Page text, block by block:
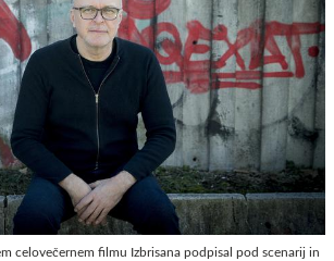
celovečernem filmu Izbrisana podpisal pod scenarij in